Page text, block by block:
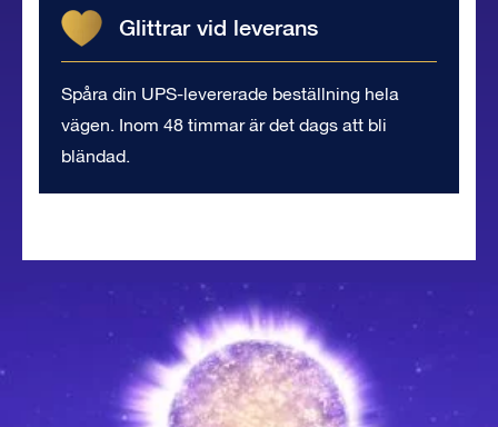
Glittrar vid leverans
Spåra din UPS-levererade beställning hela
vägen. Inom 48 timmar är det dags att bli
bländad.